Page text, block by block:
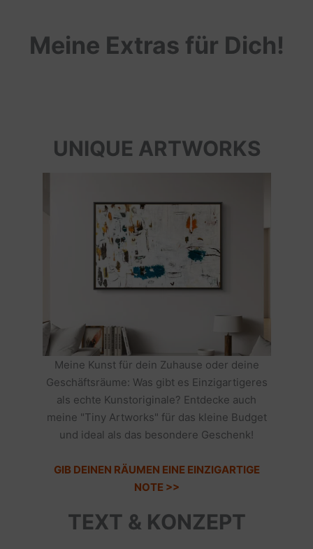
Meine Extras für Dich!
UNIQUE ARTWORKS
Meine Kunst für dein Zuhause oder deine
Geschäftsräume: Was gibt es Einzigartigeres
als echte Kunstoriginale? Entdecke auch
meine "Tiny Artworks" für das kleine Budget
und ideal als das besondere Geschenk!
GIB DEINEN RÄUMEN EINE EINZIGARTIGE
NOTE >>
TEXT & KONZEPT